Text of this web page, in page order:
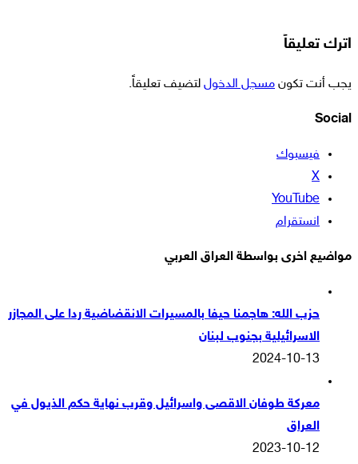
اترك تعليقاً
يجب أنت تكون مسجل الدخول لتضيف تعليقاً.
Social
فيسبوك
‫X
‫YouTube
انستقرام
مواضيع اخرى بواسطة العراق العربي
حزب الله: هاجمنا حيفا بالمسيرات الانقضاضية ردا على المجازر
الاسرائيلية بجنوب لبنان
2024-10-13
معركة طوفان الاقصى واسرائيل وقرب نهاية حكم الذيول في
العراق
2023-10-12